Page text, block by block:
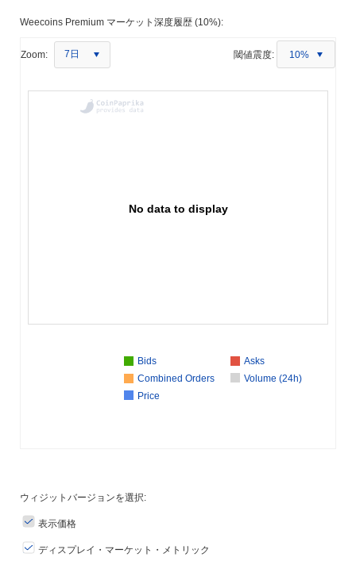
Weecoins Premium マーケット深度履歴 (10%):
Zoom: 7日 閾値震度: 10%
No data to display
Bids
Asks
Combined Orders
Volume (24h)
Price
ウィジットバージョンを選択:
表示価格
ディスプレイ・マーケット・メトリック